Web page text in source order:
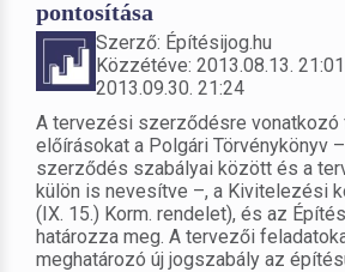
pontosítása
Szerző: Építésijog.hu
Közzétéve: 2013.08.13.
2013.09.30. 21:24
A tervezési szerződésre vonatkozó
előírásokat a Polgári Törvénykönyv
szerződés szabályai között és a
külön is nevesítve –, a Kivitelezési
(IX. 15.) Korm. rendelet), és az
határozza meg. A tervezői
meghatározó új jogszabály az